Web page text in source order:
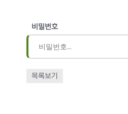
비밀번호
목록보기